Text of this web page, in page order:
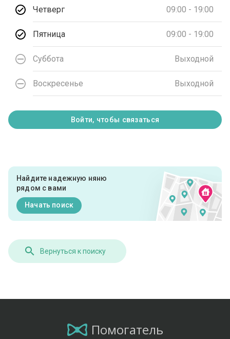
Четверг 09:00 - 19:00
Пятница 09:00 - 19:00
Суббота Выходной
Воскресенье Выходной
Войти, чтобы связаться
Найдите надежную няню
рядом с вами
Начать поиск
Вернуться к поиску
Помогатель